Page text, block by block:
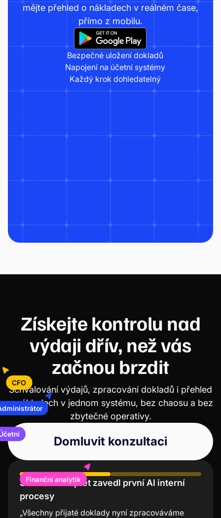
mějte přehled o nákladech v reálném čase,
přímo z mobilu.
Bezpečné uložení dokladů
Napojení na účetní systémy
Každý krok dohledatelný
Získejte kontrolu nad
výdaji dřív, než vás
začnou brzdit
CFO
Schvalování výdajů, zpracování dokladů i přehled
o nákladech v jednom systému, bez chaosu a bez
zbytečné operativy.
Domluvit konzultaci
S Wflow Shoptet zavedl první AI interní
procesy
„Všechny přijaté doklady nyní zpracováváme
Účení Lindt chválí nízkou chybovost a
úsporu času
“Mobilní aplikace Wflow je nejjednodušší a